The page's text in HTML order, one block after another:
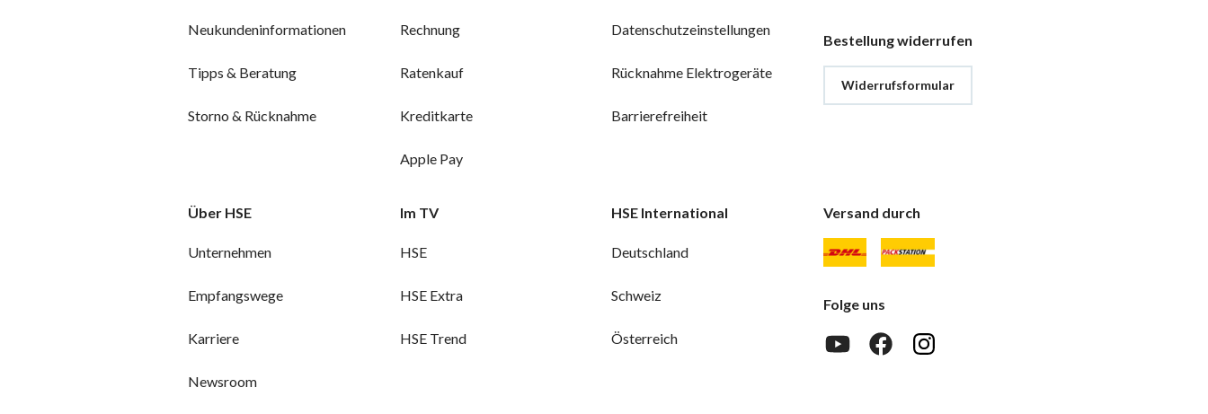
Neukundeninformationen
Tipps & Beratung
Storno & Rücknahme
Rechnung
Ratenkauf
Kreditkarte
Apple Pay
Datenschutzeinstellungen
Rücknahme Elektrogeräte
Barrierefreiheit
Bestellung widerrufen
Widerrufsformular
Über HSE
Unternehmen
Empfangswege
Karriere
Newsroom
Im TV
HSE
HSE Extra
HSE Trend
HSE International
Deutschland
Schweiz
Österreich
Versand durch
Folge uns